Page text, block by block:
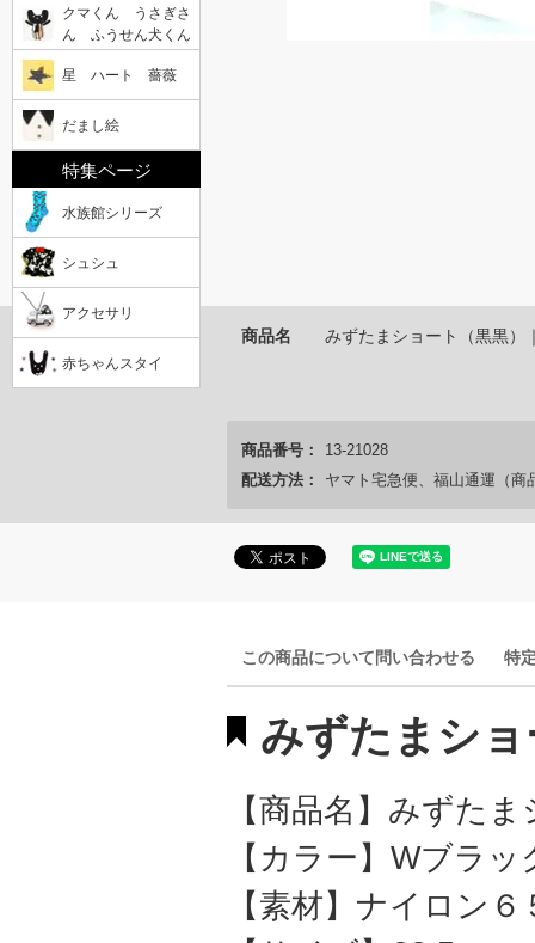
クマくん うさぎさ
ん ふうせん犬くん
星 ハート 薔薇
だまし絵
特集ページ
水族館シリーズ
シュシュ
アクセサリ
赤ちゃんスタイ
商品名 みずたまショート（黒黒）
商品番号：
13-21028
配送方法：
ヤマト宅急便、福山通運（商
この商品について問い合わせる 特
みずたまシ
【商品名】みずた
【カラー】Wブラッ
【素材】ナイロン